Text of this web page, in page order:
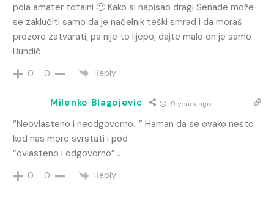
pola amater totalni 🙂 Kako si napisao dragi Senade može
se zaklučiti samo da je načelnik teški smrad i da moraš
prozore zatvarati, pa nije to lijepo, dajte malo on je samo
Bundić.
0 0 Reply
Milenko Blagojevic 9 years ago
“Neovlasteno i neodgovorno…” Haman da se ovako nesto
kod nas more svrstati i pod
“ovlasteno i odgovorno”…
0 0 Reply